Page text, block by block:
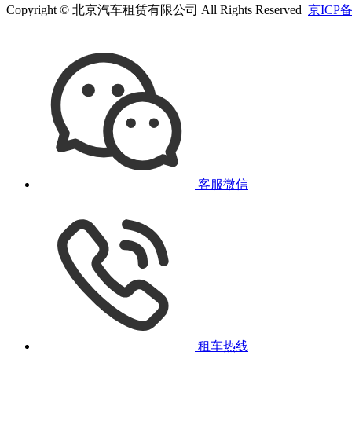
Copyright © 北京汽车租赁有限公司 All Rights Reserved 京ICP
客服微信
租车热线